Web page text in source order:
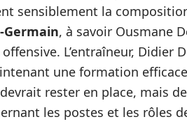
sensiblement la
Germain, à savoir Ousmane
offensive. L’entraîneur,
une formation
devrait rester en place, mais
les postes et les rôles